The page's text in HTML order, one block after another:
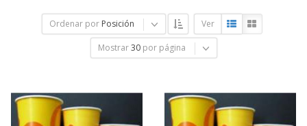
Ordenar por Posición Ver
Mostrar 30 por página